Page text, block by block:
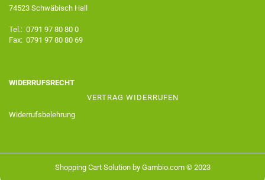
74523 Schwäbisch Hall
Tel.: 0791 97 80 80 0
Fax: 0791 97 80 80 69
WIDERRUFSRECHT
VERTRAG WIDERRUFEN
Widerrufsbelehrung
Shopping Cart Solutionby Gambio.com © 2023